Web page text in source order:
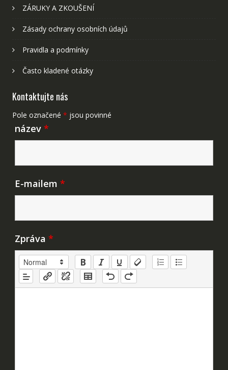
ZÁRUKY A ZKOUŠENÍ
Zásady ochrany osobních údajů
Pravidla a podmínky
Často kladené otázky
Kontaktujte nás
Pole označené * jsou povinné
název *
E-mailem *
Zpráva *